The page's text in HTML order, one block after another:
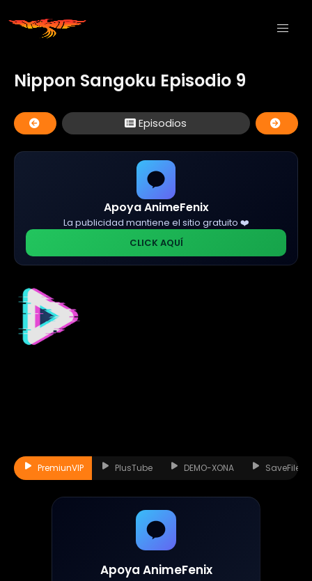
Nippon Sangoku Episodio 9
Episodios
Apoya AnimeFenix
La publicidad mantiene el sitio gratuito ❤️
CLICK AQUÍ
PremiunVIP PlusTube DEMO-XONA SaveFiles
Apoya AnimeFenix